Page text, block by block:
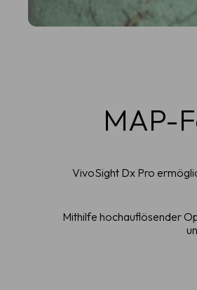
MAP-
VivoSight Dx Pro
Mithilfe hochauflösender